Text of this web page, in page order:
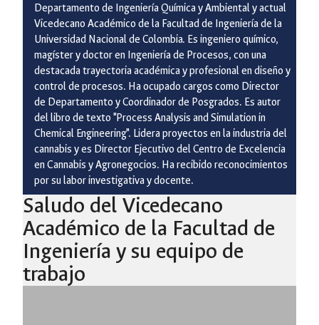
Departamento de Ingeniería Química y Ambiental y actual
Vicedecano Académico de la Facultad de Ingeniería de la
Universidad Nacional de Colombia. Es ingeniero químico,
magíster y doctor en Ingeniería de Procesos, con una
destacada trayectoria académica y profesional en diseño y
control de procesos. Ha ocupado cargos como Director
de Departamento y Coordinador de Posgrados. Es autor
del libro de texto "Process Analysis and Simulation in
Chemical Engineering". Lidera proyectos en la industria del
cannabis y es Director Ejecutivo del Centro de Excelencia
en Cannabis y Agronegocios. Ha recibido reconocimientos
por su labor investigativa y docente.
Saludo del Vicedecano
Académico de la Facultad de
Ingeniería y su equipo de
trabajo